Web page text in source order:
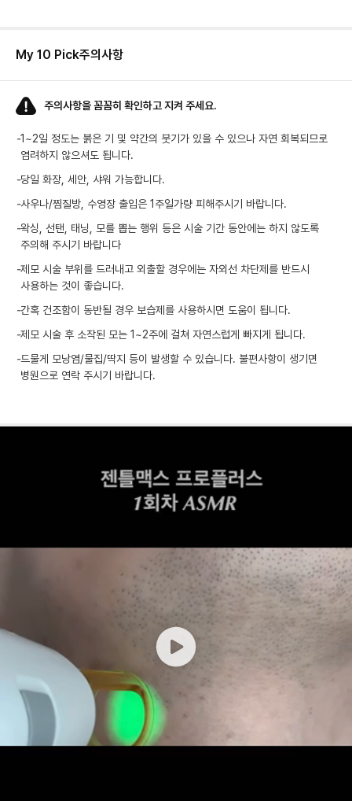
My 10 Pick주의사항
주의사항을 꼼꼼히 확인하고 지켜 주세요.
-1~2일 정도는 붉은 기 및 약간의 붓기가 있을 수 있으나 자연 회복되므로
염려하지 않으셔도 됩니다.
-당일 화장, 세안, 샤워 가능합니다.
-사우나/찜질방, 수영장 출입은 1주일가량 피해주시기 바랍니다.
-왁싱, 선탠, 태닝, 모를 뽑는 행위 등은 시술 기간 동안에는 하지 않도록
주의해 주시기 바랍니다
-제모 시술 부위를 드러내고 외출할 경우에는 자외선 차단제를 반드시
사용하는 것이 좋습니다.
-간혹 건조함이 동반될 경우 보습제를 사용하시면 도움이 됩니다.
-제모 시술 후 소작된 모는 1~2주에 걸쳐 자연스럽게 빠지게 됩니다.
-드물게 모낭염/물집/딱지 등이 발생할 수 있습니다. 불편사항이 생기면
병원으로 연락 주시기 바랍니다.